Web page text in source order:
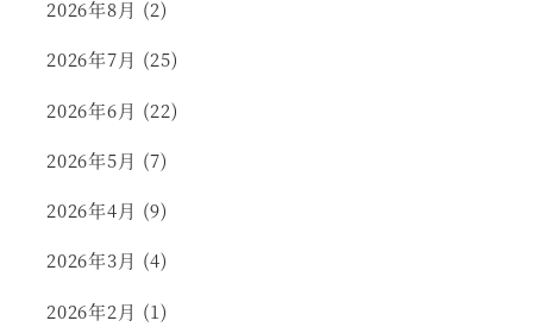
2026年8月 (2)
2026年7月 (25)
2026年6月 (22)
2026年5月 (7)
2026年4月 (9)
2026年3月 (4)
2026年2月 (1)